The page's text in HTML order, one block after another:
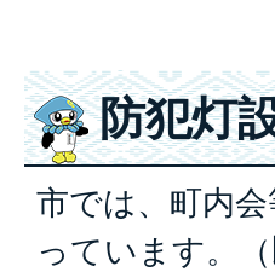
防犯灯
市では、町内会
っています。（